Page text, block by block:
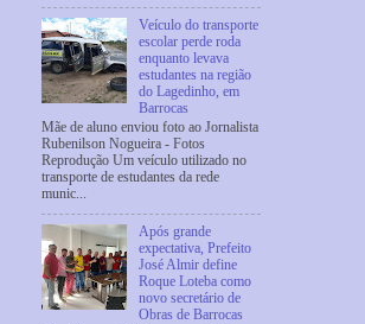
Veículo do transporte
escolar perde roda
enquanto levava
estudantes na região
do Lagedinho, em
Barrocas
Mãe de aluno enviou foto ao Jornalista
Rubenilson Nogueira - Fotos
Reprodução Um veículo utilizado no
transporte de estudantes da rede
munic...
Após grande
expectativa, Prefeito
José Almir define
Roque Loteba como
novo secretário de
Obras de Barrocas